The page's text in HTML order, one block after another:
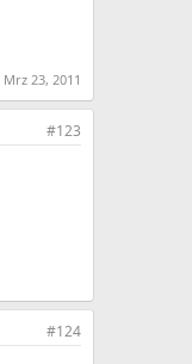
Mrz 23, 2011
#123
#124